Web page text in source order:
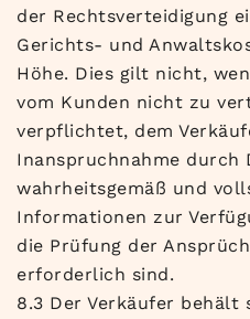
der Rechtsverteidigung
Gerichts- und
Höhe. Dies gilt nicht,
vom Kunden nicht zu
verpflichtet, dem
Inanspruchnahme durch
wahrheitsgemäß und
Informationen zur
die Prüfung der
erforderlich sind.
8.3 Der Verkäufer behält